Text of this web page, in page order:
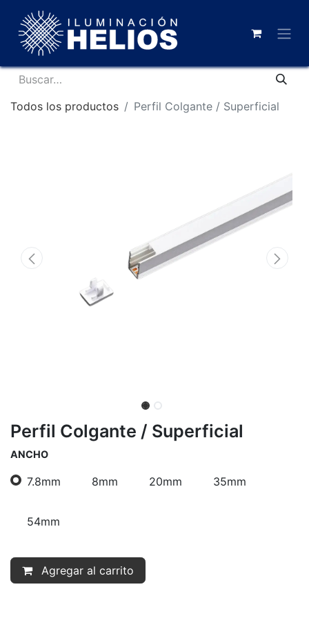
Todos los productos Perfil Colgante / Superficial
Perfil Colgante / Superficial
ANCHO
7.8mm 8mm 20mm 35mm
54mm
Agregar al carrito